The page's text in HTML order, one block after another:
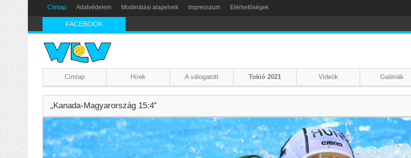
Címlap Adatvédelem Moderálási alapelvek Impresszum Elérhetőségek
FACEBOOK
Címlap Hírek A válogatott Tokió 2021 Videók Galériák
„Kanada-Magyarország 15:4”